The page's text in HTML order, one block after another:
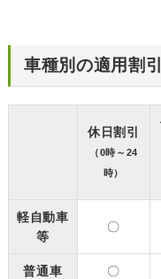
車種別の適用割
休日割引
（0時～24
時）
軽自動車
等
〇
普通車 〇